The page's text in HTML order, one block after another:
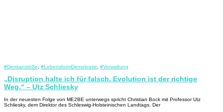
#Denkanstöße #LebensformDemokratie #Verwaltung
„Disruption halte ich für falsch. Evolution ist der richtige
Weg.“ – Utz Schliesky
In der neuesten Folge von ME2BE unterwegs spricht Christian Bock mit Professor Utz
Schliesky, dem Direktor des Schleswig-Holsteinischen Landtags. Der